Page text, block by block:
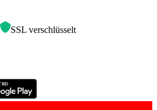
SSL verschlüsselt